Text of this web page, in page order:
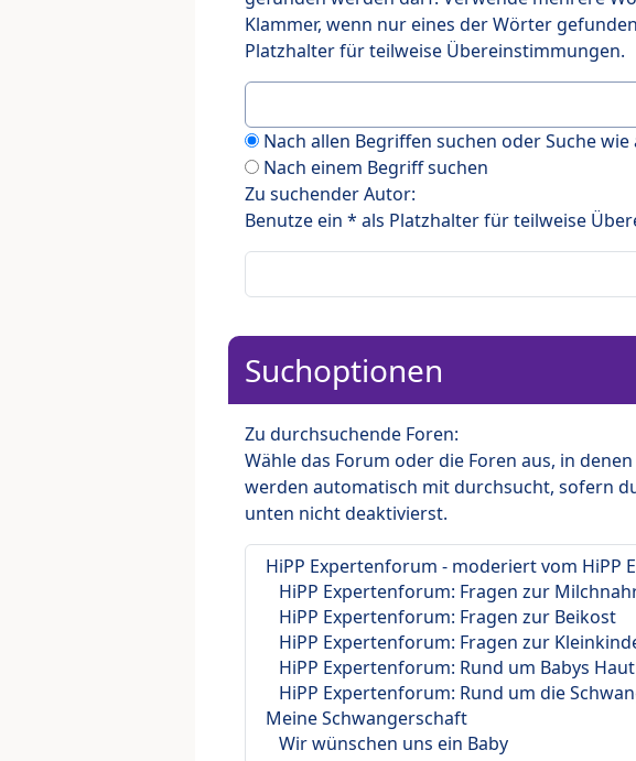
Klammer, wenn nur eines der Wörter
Platzhalter für teilweise Übereinstimmungen.
Nach allen Begriffen suchen oder Suche
Nach einem Begriff suchen
Zu suchender Autor:
Benutze ein * als Platzhalter für teilweise
Suchoptionen
Zu durchsuchende Foren:
Wähle das Forum oder die Foren aus, in
werden automatisch mit durchsucht, sofern
unten nicht deaktivierst.